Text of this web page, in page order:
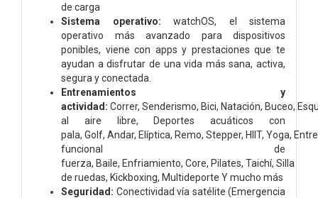
de carga
Sistema operativo: watchOS, el sistema
operativo más avanzado para dispositivos
ponibles, viene con apps y prestaciones que te
ayudan a disfrutar de una vida más sana, activa,
segura y conectada.
Entrenamientos y
actividad: Correr, Senderismo, Bici, Natación, Buceo,
al aire libre, Deportes acuáticos con
pala, Golf, Andar, Elíptica, Remo, Stepper, HIIT, Yoga,
funcional de
fuerza, Baile, Enfriamiento, Core, Pilates, Taichí, Silla
de ruedas, Kickboxing, Multideporte Y mucho más
Seguridad: Conectividad vía satélite (Emergencia